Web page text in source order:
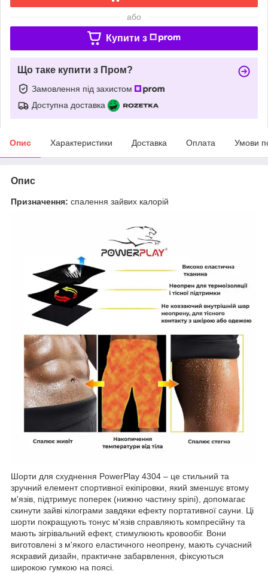
або
Купити з
Що таке купити з Пром?
Замовлення під захистом
Доступна доставка
Опис Характеристики Доставка Оплата Умови
Опис
Призначення: спалення зайвих калорій
Шорти для схуднення PowerPlay 4304 – це стильний та
зручний елемент спортивної екіпіровки, який зменшує втому
м'язів, підтримує поперек (нижню частину spini), допомагає
скинути зайві кілограми завдяки ефекту портативної сауни. Ці
шорти покращують тонус м'язів справляють компресійну та
мають зігрівальний ефект, стимулюють кровообіг. Вони
виготовлені з м'якого еластичного неопрену, мають сучасний
яскравий дизайн, практичне забарвлення, фіксуються
широкою гумкою на поясі.